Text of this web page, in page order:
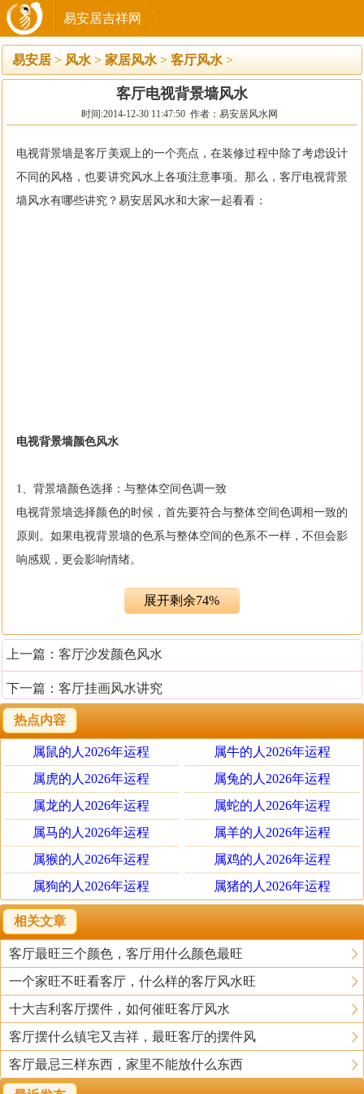
易安居吉祥网
易安居 > 风水 > 家居风水 > 客厅风水 >
客厅电视背景墙风水
时间:2014-12-30 11:47:50 作者：易安居风水网
电视背景墙是客厅美观上的一个亮点，在装修过程中除了考虑设计
不同的风格，也要讲究风水上各项注意事项。那么，客厅电视背景
墙风水有哪些讲究？易安居风水和大家一起看看：
电视背景墙颜色风水
1、背景墙颜色选择：与整体空间色调一致
电视背景墙选择颜色的时候，首先要符合与整体空间色调相一致的
原则。如果电视背景墙的色系与整体空间的色系不一样，不但会影
响感观，更会影响情绪。
2、背景墙颜色选择：依据主人生辰选择
浅蓝色)；而秋冬两季出生者，背景墙则可以选择明亮的色调(如黄
3、东向客厅，背景墙宜以黄色来做主色；南向客厅背景墙宜以白
色来做主色；西向客厅背景墙宜以绿色来做主色；北向客厅的背景
墙宜以红色来做主色。此外，东南向主色宜用黄色；西南向主色宜
用蓝色；西北向客厅的主色宜用绿色；东北向客厅的主色宜用蓝
色。
电视背景墙图案风水
在选择图画装饰时必须谨慎，注意图画的寓意是否吉祥。像九条鱼
图、三羊图，或者是柔和的风景画，如日出、湖光出色、牡丹花
等，还有表情祥和的仙佛以及百鸟朝凰、青蛙戏水、猴王献瑞、百
骏图、淘运阁门幅等都比较适宜用于电视背景墙装饰。
此外，电视背景墙不宜挂颜色太深或者黑色过多的图画，以及绘有
凶猛野兽的图画等。意境萧条的图画或已故亲人的大头画像及红色
太多的画像也不宜摆放，否则会影响家人的健康。
展开剩余74%
上一篇： 客厅沙发颜色风水
下一篇： 客厅挂画风水讲究
热点内容
属鼠的人2026年运程
属牛的人2026年运程
属虎的人2026年运程
属兔的人2026年运程
属龙的人2026年运程
属蛇的人2026年运程
属马的人2026年运程
属羊的人2026年运程
属猴的人2026年运程
属鸡的人2026年运程
属狗的人2026年运程
属猪的人2026年运程
相关文章
客厅最旺三个颜色，客厅用什么颜色最旺
一个家旺不旺看客厅，什么样的客厅风水旺
十大吉利客厅摆件，如何催旺客厅风水
客厅摆什么镇宅又吉祥，最旺客厅的摆件风
客厅最忌三样东西，家里不能放什么东西